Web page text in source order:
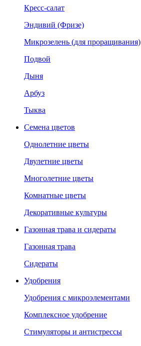
Кресс-салат
Эндивий (Фризе)
Микрозелень (для проращивания)
Подвой
Дыня
Арбуз
Тыква
Семена цветов
Однолетние цветы
Двулетние цветы
Многолетние цветы
Комнатные цветы
Декоративные культуры
Газонная трава и сидераты
Газонная трава
Сидераты
Удобрения
Удобрения с микроэлементами
Комплексное удобрение
Стимуляторы и антистрессы